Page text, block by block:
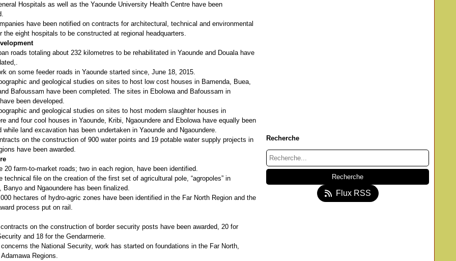
Hospitals as well as the Yaounde University Health Centre have been
have been notified on contracts for architectural, technical and environmental
the eight hospitals to be constructed at regional headquarters.
totaling about 232 kilometres to be rehabilitated in Yaounde and Douala have
some feeder roads in Yaounde started since, June 18, 2015.
and geological studies on sites to host low cost houses in Bamenda, Buea,
Bafoussam have been completed. The sites in Ebolowa and Bafoussam in
been developed.
and geological studies on sites to host modern slaughter houses in
and four cool houses in Yaounde, Kribi, Ngaoundere and Ebolowa have equally been
while land excavation has been undertaken in Yaounde and Ngaoundere.
on the construction of 900 water points and 19 potable water supply projects in
have been awarded.
to-market roads; two in each region, have been identified.
file on the creation of the first set of agricultural pole, “agropoles” in
Banyo and Ngaoundere has been finalized.
of hydro-agric zones have been identified in the Far North Region and the
process put on rail.
on the construction of border security posts have been awarded, 20 for
and 18 for the Gendarmerie.
the National Security, work has started on foundations in the Far North,
Adamawa Regions.
Recherche
Flux RSS